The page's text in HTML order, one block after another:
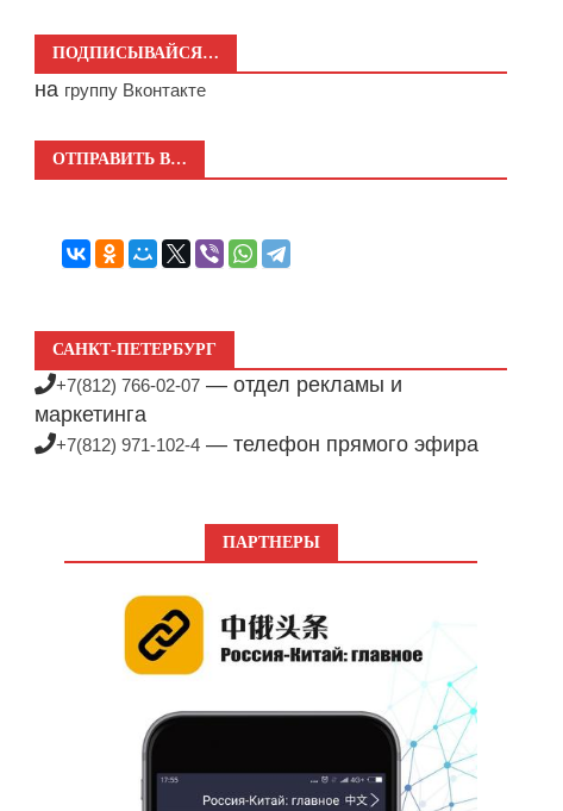
ПОДПИСЫВАЙСЯ…
на группу Вконтакте
ОТПРАВИТЬ В…
САНКТ-ПЕТЕРБУРГ
+7(812) 766-02-07 — отдел рекламы и
маркетинга
+7(812) 971-102-4 — телефон прямого эфира
ПАРТНЕРЫ